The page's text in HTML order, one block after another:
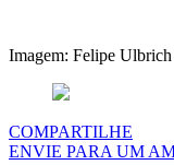
Imagem: Felipe Ulbrich
COMPARTILHE
ENVIE PARA UM